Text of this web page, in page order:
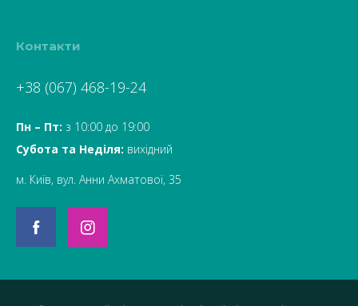
Контакти
+38 (067) 468-19-24
Пн – Пт: з 10:00 до 19:00
Субота та Неділя: вихідний
м. Київ, вул. Анни Ахматової, 35